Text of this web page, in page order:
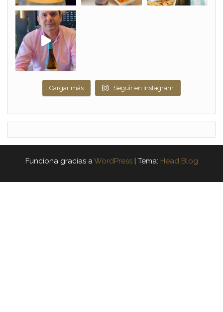
Cargar más Seguir en Instagram
Funciona gracias aWordPress | Tema: Head Blog